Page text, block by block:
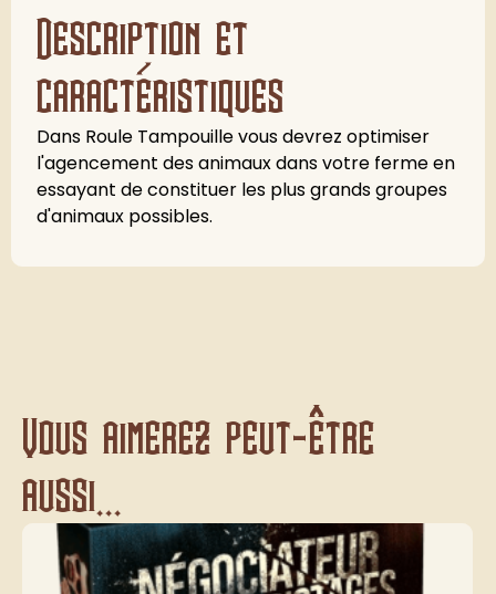
Description et
caractéristiques
Dans Roule Tampouille vous devrez optimiser
l'agencement des animaux dans votre ferme en
essayant de constituer les plus grands groupes
d'animaux possibles.
Vous aimerez peut-être
aussi...